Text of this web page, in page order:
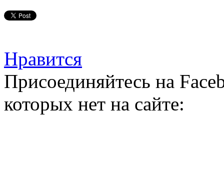
Нравится
Присоединяйтесь на
которых нет на сайте: